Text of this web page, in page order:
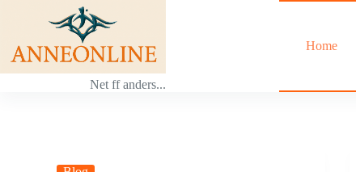
inhoud
Net ff anders...
Home